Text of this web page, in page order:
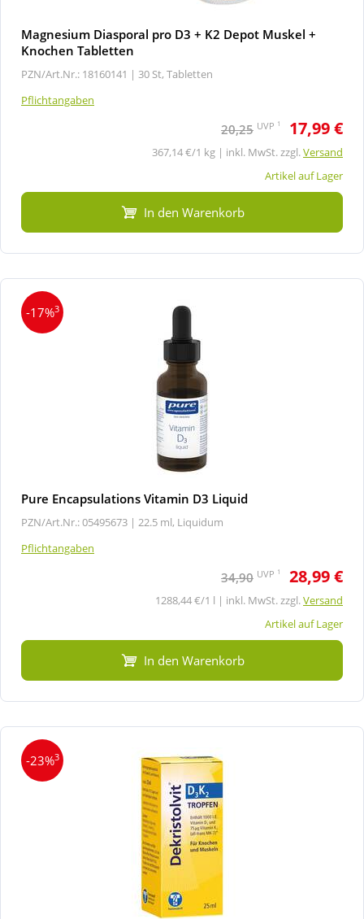
Magnesium Diasporal pro D3 + K2 Depot Muskel +
Knochen Tabletten
PZN/Art.Nr.: 18160141 | 30 St, Tabletten
Pflichtangaben
20,25 UVP 1 17,99 €
367,14 €/1 kg | inkl. MwSt. zzgl.Versand
Artikel auf Lager
In den Warenkorb
-17%3
Pure Encapsulations Vitamin D3 Liquid
PZN/Art.Nr.: 05495673 | 22.5 ml, Liquidum
Pflichtangaben
34,90 UVP 1 28,99 €
1288,44 €/1 l | inkl. MwSt. zzgl.Versand
Artikel auf Lager
In den Warenkorb
-23%3